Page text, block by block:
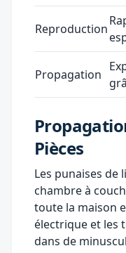
Reproduction
Propagation
Pièces
Les punaises de
chambre à
toute la maison
électrique et les
dans de